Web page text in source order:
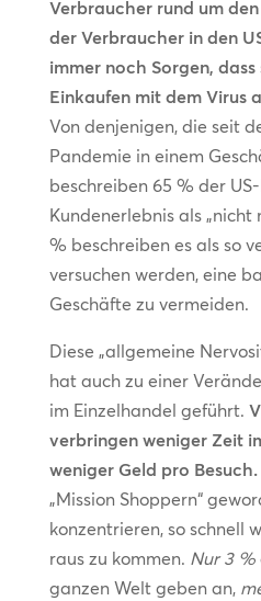
Verbraucher rund um
der Verbraucher in den
immer noch Sorgen,
Einkaufen mit dem Virus
Von denjenigen, die seit
Pandemie in einem
beschreiben 65 % der
Kundenerlebnis als „nicht
% beschreiben es als so
versuchen werden, eine
Geschäfte zu vermeiden.
Diese „allgemeine
hat auch zu einer
im Einzelhandel geführt.
verbringen weniger Zeit
weniger Geld pro Besuch.
„Mission Shoppern“
konzentrieren, so schnell
raus zu kommen. Nur 3 %
ganzen Welt geben an,